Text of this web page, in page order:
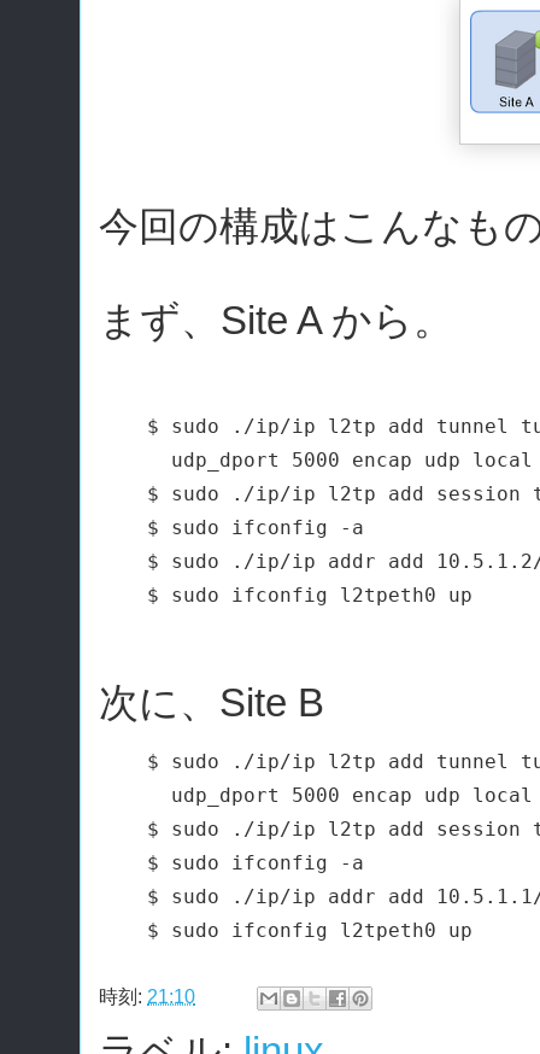
今回の構成はこんなも
まず、Site A から。
$ sudo ./ip/ip l2tp add tunnel
udp_dport 5000 encap udp
$ sudo ./ip/ip l2tp add session
$ sudo ifconfig -a
$ sudo ./ip/ip addr add
次に、Site B
$ sudo ./ip/ip l2tp add tunnel
udp_dport 5000 encap udp
$ sudo ./ip/ip l2tp add session
$ sudo ifconfig -a
$ sudo ./ip/ip addr add
時刻: 21:10